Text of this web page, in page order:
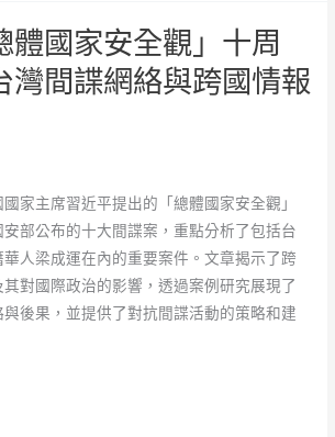
體國家安全觀」十周
灣間諜網絡與跨國情報
家主席習近平提出的「總體國家安全觀」
部公布的十大間諜案，重點分析了包括台
人梁成運在內的重要案件。文章揭示了跨
對國際政治的影響，透過案例研究展現了
後果，並提供了對抗間諜活動的策略和建